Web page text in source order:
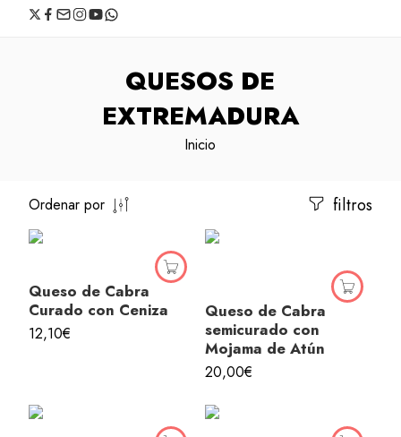
QUESOS DE
EXTREMADURA
Inicio
filtros
Ordenar por
Queso de Cabra
Curado con Ceniza
12,10€
Queso de Cabra
semicurado con
Mojama de Atún
20,00€